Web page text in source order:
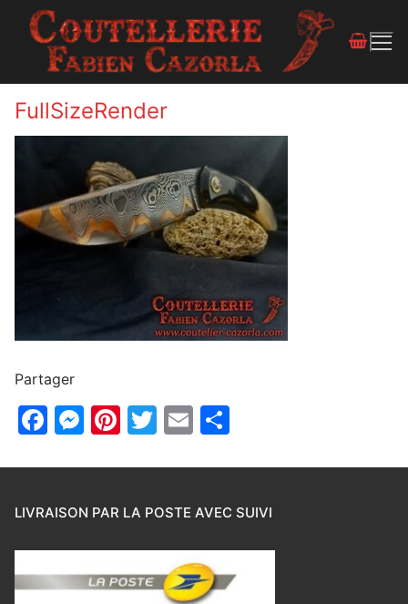
FullSizeRender
Partager
Facebook
Messenger
Pinterest
Twitter
Email
LIVRAISON PAR LA POSTE AVEC SUIVI